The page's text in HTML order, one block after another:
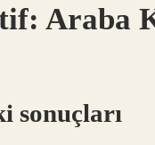
Araba
sonuçları